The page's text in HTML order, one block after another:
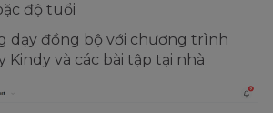
độ tuổi
dạy đồng bộ với chương trình
Kindy và các bài tập tại nhà